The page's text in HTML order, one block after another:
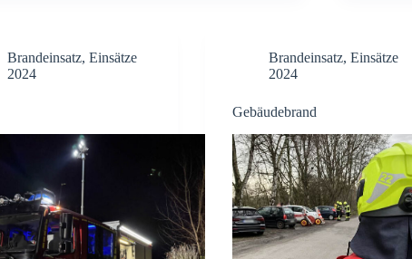
Brandeinsatz, Einsätze
2024
Brandeinsatz,Einsätze
2024
Gebäudebrand